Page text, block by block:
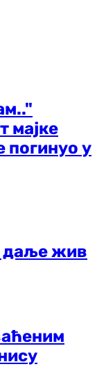
мајке
погинуо у
даље жив